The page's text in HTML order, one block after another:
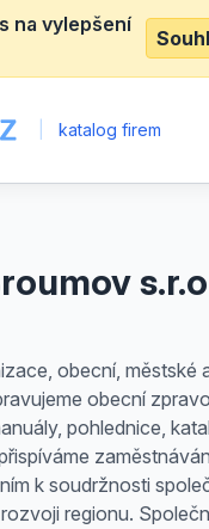
na vylepšení
katalog firem
obecní, městské
obecní
pohlednice,
k soudržnosti
regionu.